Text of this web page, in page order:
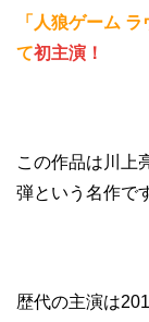
「人狼ゲーム
て初主演！
この作品は川上
弾という名作で
歴代の主演は